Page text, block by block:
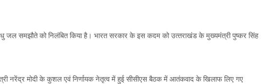
जल समझौते को निलंबित किया है। भारत सरकार के इस कदम को उत्‍तराखंड के मुख्‍यमंत्री पुष्‍कर सिंह
नरेंद्र मोदी के कुशल एवं निर्णायक नेतृत्व में हुई सीसीएस बैठक में आतंकवाद के खिलाफ लिए गए